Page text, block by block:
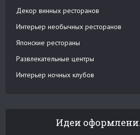
Декор винных ресторанов
Интерьер необычных ресторанов
Японские рестораны
Развлекательные центры
Интерьер ночных клубов
Идеи